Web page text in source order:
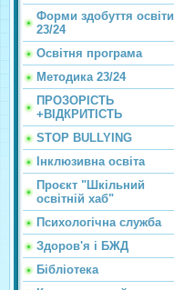
Форми здобуття освіти
23/24
Освітня програма
Методика 23/24
ПРОЗОРІСТЬ
+ВІДКРИТІСТЬ
STOP BULLYING
Інклюзивна освіта
Проєкт "Шкільний
освітній хаб"
Психологічна служба
Здоров'я і БЖД
Бібліотека